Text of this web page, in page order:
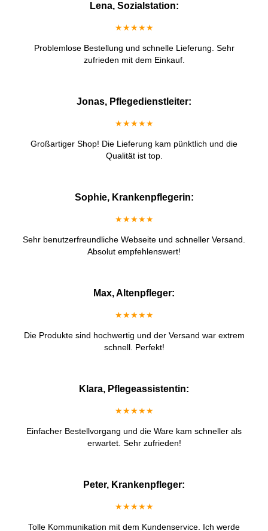
Lena, Sozialstation:
★★★★★
Problemlose Bestellung und schnelle Lieferung. Sehr
zufrieden mit dem Einkauf.
Jonas, Pflegedienstleiter:
★★★★★
Großartiger Shop! Die Lieferung kam pünktlich und die
Qualität ist top.
Sophie, Krankenpflegerin:
★★★★★
Sehr benutzerfreundliche Webseite und schneller Versand.
Absolut empfehlenswert!
Max, Altenpfleger:
★★★★★
Die Produkte sind hochwertig und der Versand war extrem
schnell. Perfekt!
Klara, Pflegeassistentin:
★★★★★
Einfacher Bestellvorgang und die Ware kam schneller als
erwartet. Sehr zufrieden!
Peter, Krankenpfleger:
★★★★★
Tolle Kommunikation mit dem Kundenservice. Ich werde